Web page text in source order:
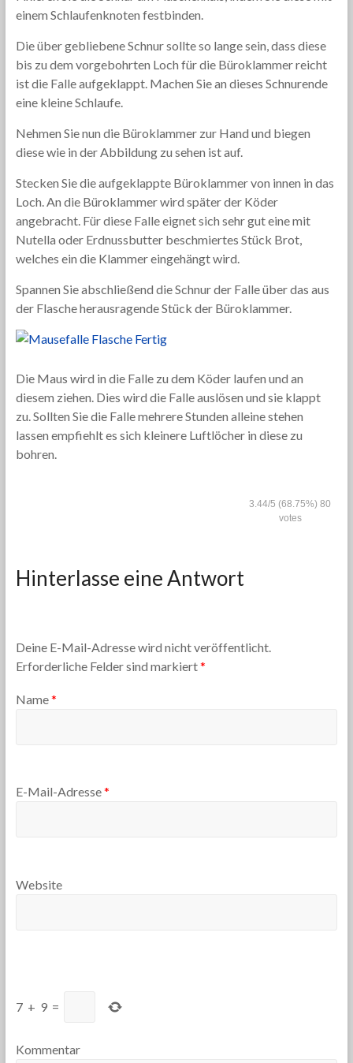
einem Schlaufenknoten festbinden.
Die über gebliebene Schnur sollte so lange sein, dass diese
bis zu dem vorgebohrten Loch für die Büroklammer reicht
ist die Falle aufgeklappt. Machen Sie an dieses Schnurende
eine kleine Schlaufe.
Nehmen Sie nun die Büroklammer zur Hand und biegen
diese wie in der Abbildung zu sehen ist auf.
Stecken Sie die aufgeklappte Büroklammer von innen in das
Loch. An die Büroklammer wird später der Köder
angebracht. Für diese Falle eignet sich sehr gut eine mit
Nutella oder Erdnussbutter beschmiertes Stück Brot,
welches ein die Klammer eingehängt wird.
Spannen Sie abschließend die Schnur der Falle über das aus
der Flasche herausragende Stück der Büroklammer.
Die Maus wird in die Falle zu dem Köder laufen und an
diesem ziehen. Dies wird die Falle auslösen und sie klappt
zu. Sollten Sie die Falle mehrere Stunden alleine stehen
lassen empfiehlt es sich kleinere Luftlöcher in diese zu
bohren.
3.44/5 (68.75%)80
votes
Hinterlasse eine Antwort
Deine E-Mail-Adresse wird nicht veröffentlicht.
Erforderliche Felder sind markiert*
Name*
E-Mail-Adresse*
Website
7 + 9 =
Kommentar